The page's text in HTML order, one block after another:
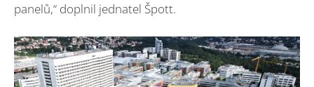
panelů,“ doplnil jednatel Špott.